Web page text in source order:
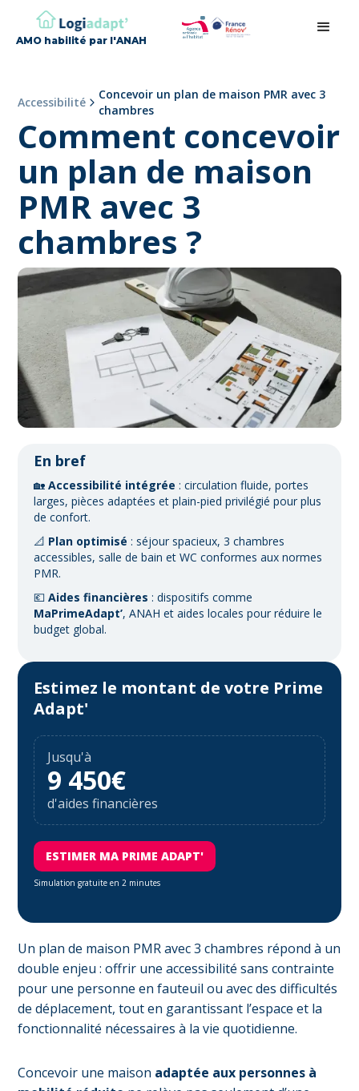
AMO habilité par l'ANAH
Accessibilité
Concevoir un plan de maison PMR avec 3
chambres
Comment concevoir
un plan de maison
PMR avec 3
chambres ?
En bref
🏡Accessibilité intégrée : circulation fluide, portes
larges, pièces adaptées et plain-pied privilégié pour plus
de confort.
📐 Plan optimisé : séjour spacieux, 3 chambres
accessibles, salle de bain et WC conformes aux normes
PMR.
💶Aides financières : dispositifs comme
MaPrimeAdapt’, ANAH et aides locales pour réduire le
budget global.
Estimez le montant de votre Prime
Adapt'
Jusqu'à
9 450€
d'aides financières
ESTIMER MA PRIME ADAPT'
Simulation gratuite en 2 minutes
Un plan de maison PMR avec 3 chambres répond à un
double enjeu : offrir une accessibilité sans contrainte
pour une personne en fauteuil ou avec des difficultés
de déplacement, tout en garantissant l’espace et la
fonctionnalité nécessaires à la vie quotidienne.
Concevoir une maison adaptée aux personnes à